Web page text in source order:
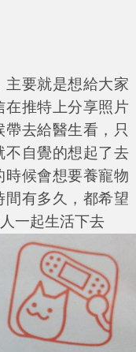
要就是想給大家
在推特上分享照片
去給醫生看，只
不自覺的想起了去
候會想要養寵物
有多久，都希望
一起生活下去